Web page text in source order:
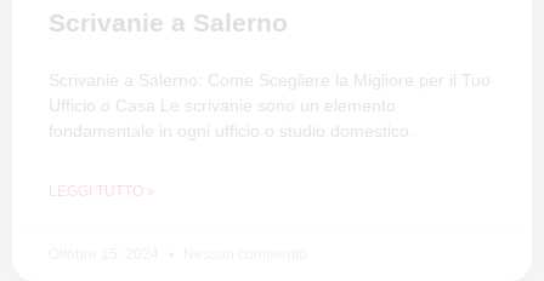
Scrivanie a Salerno
Scrivanie a Salerno: Come Scegliere la Migliore per il Tuo
Ufficio o Casa Le scrivanie sono un elemento
fondamentale in ogni ufficio o studio domestico.
LEGGI TUTTO »